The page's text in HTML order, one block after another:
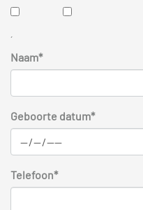
´
Naam*
Geboorte datum*
Telefoon*